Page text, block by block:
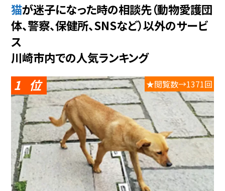
猫が迷子になった時の相談先（動物愛護団
体、警察、保健所、SNSなど）以外のサービ
ス
川崎市内での人気ランキング
1 ★閲覧数→1371回